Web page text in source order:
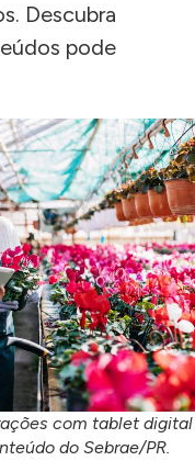
Descubra
pode
com tablet digital
do Sebrae/PR.